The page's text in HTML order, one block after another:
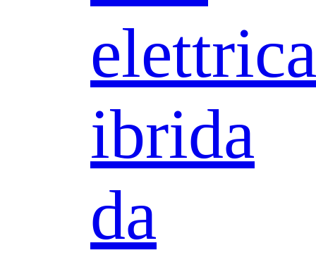
elettrica
ibrida
da